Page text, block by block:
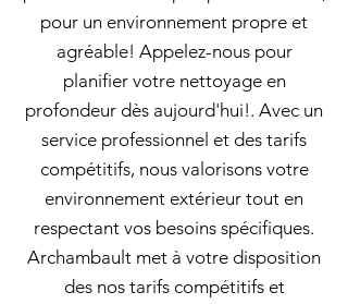
pour un environnement propre et
agréable! Appelez-nous pour
planifier votre nettoyage en
profondeur dès aujourd'hui!. Avec un
service professionnel et des tarifs
compétitifs, nous valorisons votre
environnement extérieur tout en
respectant vos besoins spécifiques.
Archambault met à votre disposition
des nos tarifs compétitifs et